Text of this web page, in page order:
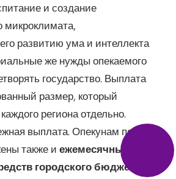
и создание
микроклимата,
развитию ума и интеллекта
же нужды опекаемого
государство. Выплата
размер, который
региона отдельно.
выплата. Опекунам помимо
также и ежемесячные
городского бюджета